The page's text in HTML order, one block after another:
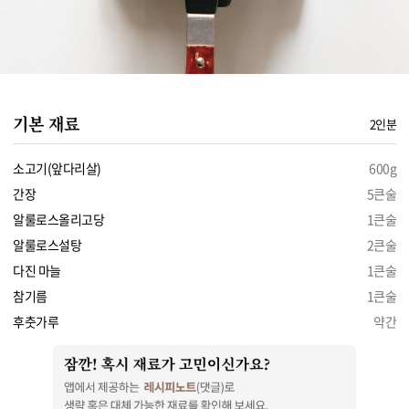
기본 재료 2인분
소고기(앞다리살)
600g
간장
5큰술
알룰로스올리고당
1큰술
알룰로스설탕
2큰술
다진 마늘
1큰술
참기름
1큰술
후춧가루
약간